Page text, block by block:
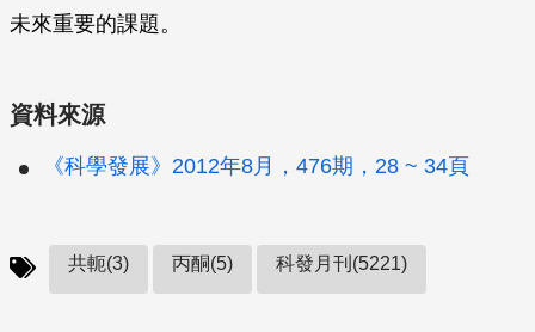
未來重要的課題。
資料來源
《科學發展》2012年8月，476期，28 ~ 34頁
共軛(3) 丙酮(5) 科發月刊(5221)